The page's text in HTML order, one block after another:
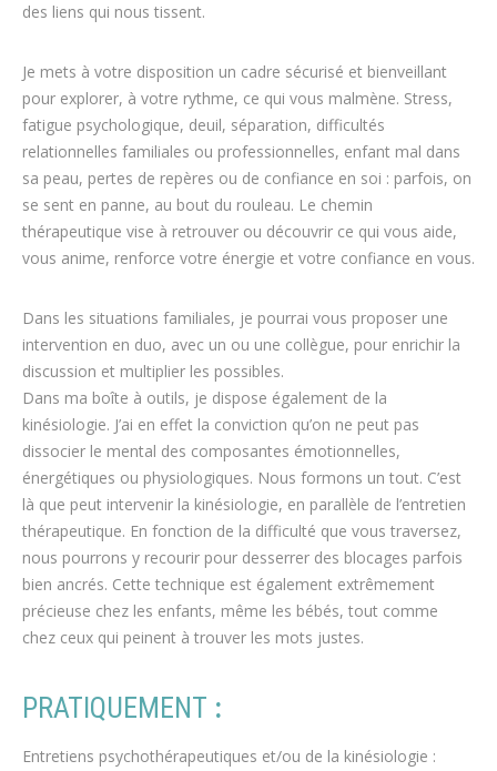
des liens qui nous tissent.
Je mets à votre disposition un cadre sécurisé et bienveillant
pour explorer, à votre rythme, ce qui vous malmène. Stress,
fatigue psychologique, deuil, séparation, difficultés
relationnelles familiales ou professionnelles, enfant mal dans
sa peau, pertes de repères ou de confiance en soi : parfois, on
se sent en panne, au bout du rouleau. Le chemin
thérapeutique vise à retrouver ou découvrir ce qui vous aide,
vous anime, renforce votre énergie et votre confiance en vous.
Dans les situations familiales, je pourrai vous proposer une
intervention en duo, avec un ou une collègue, pour enrichir la
discussion et multiplier les possibles.
Dans ma boîte à outils, je dispose également de la
kinésiologie. J’ai en effet la conviction qu’on ne peut pas
dissocier le mental des composantes émotionnelles,
énergétiques ou physiologiques. Nous formons un tout. C’est
là que peut intervenir la kinésiologie, en parallèle de l’entretien
thérapeutique. En fonction de la difficulté que vous traversez,
nous pourrons y recourir pour desserrer des blocages parfois
bien ancrés. Cette technique est également extrêmement
précieuse chez les enfants, même les bébés, tout comme
chez ceux qui peinent à trouver les mots justes.
PRATIQUEMENT :
Entretiens psychothérapeutiques et/ou de la kinésiologie :